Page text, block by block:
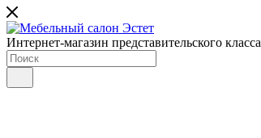
Интернет-магазин представительского класса